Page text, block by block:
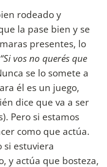
rodeado y
la pase bien y se
presentes, lo
“Si vos no querés que
se lo somete a
él es un juego,
dice que va a ser
Pero si estamos
como que actúa.
si estuviera
y actúa que bosteza,